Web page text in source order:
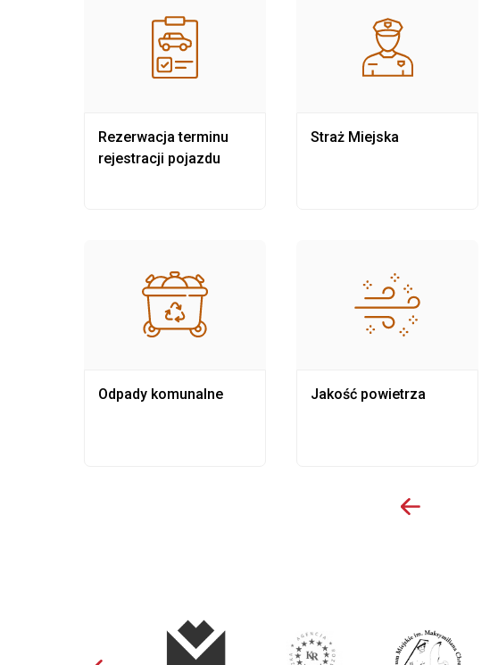
Rezerwacja terminu
rejestracji pojazdu
Odpady komunalne
Straż Miejska
Jakość powietrza